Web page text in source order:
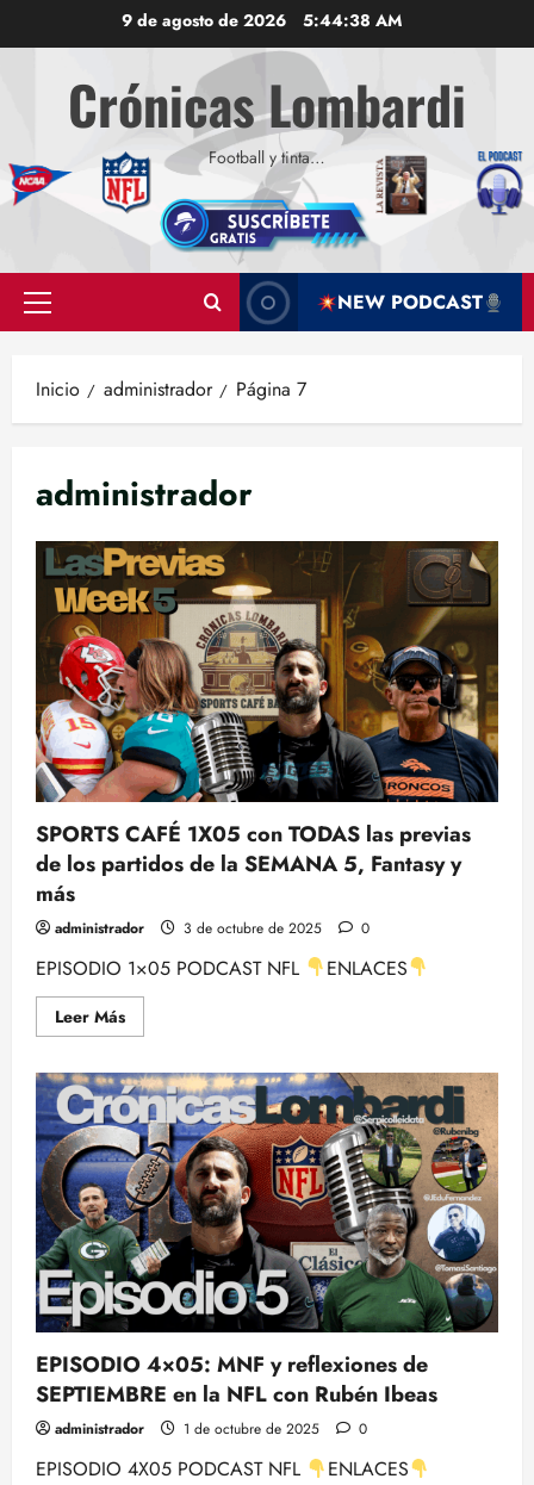
al
contenido
9 de agosto de 2026 5:44:39 AM
Crónicas Lombardi
Football y tinta…
Menú
NEW PODCAST
Inicio administrador Página 7
administrador
SPORTS CAFÉ 1X05 con TODAS las previas
de los partidos de la SEMANA 5, Fantasy y
más
administrador 3 de octubre de 2025 0
EPISODIO 1×05 PODCAST NFL ENLACES
Leer MásLeer
más
SPORTS
CAFÉ
1X05
con
TODAS
las
previas
de
los
partidos
de
la
SEMANA
5,
Fantasy
y
EPISODIO 4×05: MNF y reflexiones de
SEPTIEMBRE en la NFL con Rubén Ibeas
administrador 1 de octubre de 2025 0
EPISODIO 4X05 PODCAST NFL ENLACES